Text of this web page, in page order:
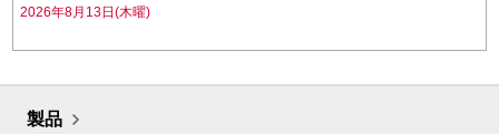
2026年8月13日(木曜)
製品